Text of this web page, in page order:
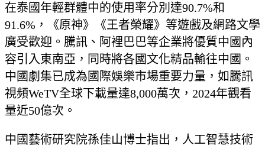
在泰國年輕群體中的使用率分別達90.7%和
91.6%，《原神》《王者榮耀》等遊戲及網路文學
廣受歡迎。騰訊、阿裡巴巴等企業將優質中國內
容引入東南亞，同時將各國文化精品輸往中國。
中國劇集已成為國際娛樂市場重要力量，如騰訊
視頻WeTV全球下載量達8,000萬次，2024年觀看
量近50億次。
中國藝術研究院孫佳山博士指出，人工智慧技術